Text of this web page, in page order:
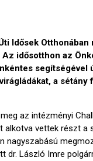
Idősek Otthonában
idősotthon az
segítségével
a sétány
az intézményi
vettek részt a
nagyszabású
dr. László Imre